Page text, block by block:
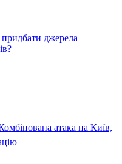
джерела
атака на Київ,